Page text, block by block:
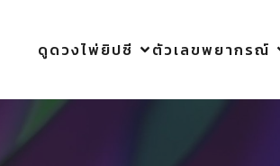
ดูดวงไพ่ยิปซี ตัวเลขพยากรณ์